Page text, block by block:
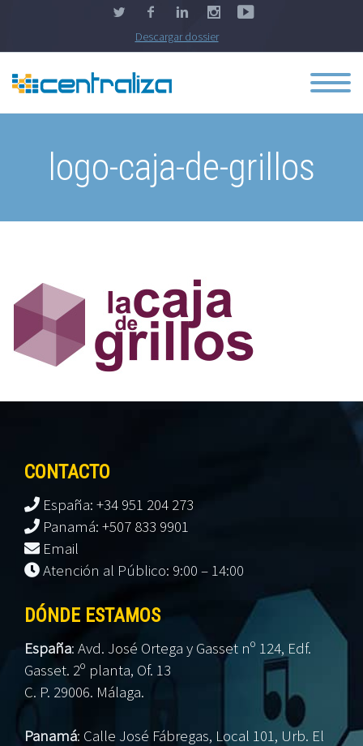
Descargar dossier
logo-caja-de-grillos
CONTACTO
España: +34 951 204 273
Panamá: +507 833 9901
Email
Atención al Público: 9:00 – 14:00
DÓNDE ESTAMOS
España: Avd. José Ortega y Gasset nº 124, Edf.
Gasset. 2º planta, Of. 13
C. P. 29006. Málaga.
Panamá: Calle José Fábregas, Local 101, Urb. El